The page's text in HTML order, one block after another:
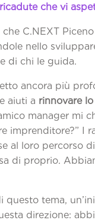
che vi
che C.NEXT
nello
di chi le guida.
ancora più
aiuti a rinnovare
manager mi
imprenditore?” I
al loro percorso
di proprio.
questo tema,
direzione: